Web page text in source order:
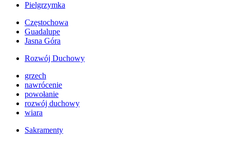
Pielgrzymka
Częstochowa
Guadalupe
Jasna Góra
Rozwój Duchowy
grzech
nawrócenie
powołanie
rozwój duchowy
wiara
Sakramenty